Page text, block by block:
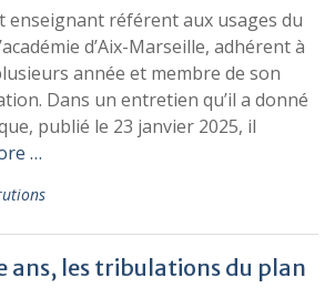
enseignant référent aux usages du
d’Aix-Marseille, adhérent à
année et membre de son
Dans un entretien qu’il a donné
publié le 23 janvier 2025, il
…
ans, les tribulations du plan